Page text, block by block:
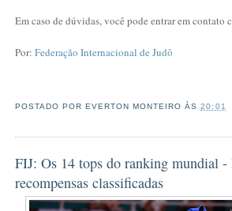
Em caso de dúvidas, você pode entrar em contato
Por: Federação Internacional de Judô
POSTADO POR EVERTON MONTEIRO ÀS20:01
FIJ: Os 14 tops do ranking mundial -
recompensas classificadas